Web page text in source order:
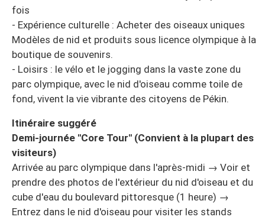
fois
- Expérience culturelle : Acheter des oiseaux uniques
Modèles de nid et produits sous licence olympique à la
boutique de souvenirs.
- Loisirs : le vélo et le jogging dans la vaste zone du
parc olympique, avec le nid d'oiseau comme toile de
fond, vivent la vie vibrante des citoyens de Pékin.
Itinéraire suggéré
Demi-journée "Core Tour" (Convient à la plupart des
visiteurs)
Arrivée au parc olympique dans l'après-midi → Voir et
prendre des photos de l'extérieur du nid d'oiseau et du
cube d'eau du boulevard pittoresque (1 heure) →
Entrez dans le nid d'oiseau pour visiter les stands